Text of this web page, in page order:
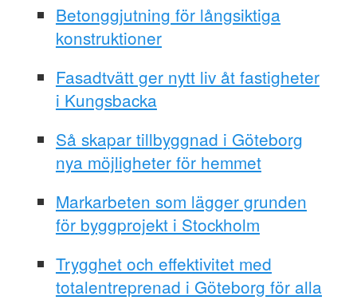
Betonggjutning för långsiktiga
konstruktioner
Fasadtvätt ger nytt liv åt fastigheter
i Kungsbacka
Så skapar tillbyggnad i Göteborg
nya möjligheter för hemmet
Markarbeten som lägger grunden
för byggprojekt i Stockholm
Trygghet och effektivitet med
totalentreprenad i Göteborg för alla